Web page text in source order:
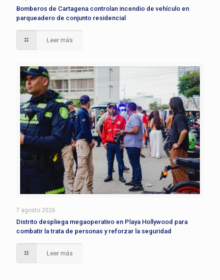
Bomberos de Cartagena controlan incendio de vehículo en
parqueadero de conjunto residencial
Leer más
7 agosto 2026
Distrito despliega megaoperativo en Playa Hollywood para
combatir la trata de personas y reforzar la seguridad
Leer más